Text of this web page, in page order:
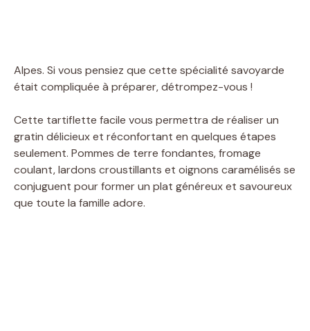
Alpes. Si vous pensiez que cette spécialité savoyarde
était compliquée à préparer, détrompez-vous !
Cette tartiflette facile vous permettra de réaliser un
gratin délicieux et réconfortant en quelques étapes
seulement. Pommes de terre fondantes, fromage
coulant, lardons croustillants et oignons caramélisés se
conjuguent pour former un plat généreux et savoureux
que toute la famille adore.